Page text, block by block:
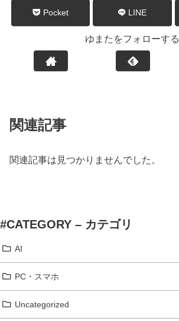
Pocket LINE
ゆまたをフォローする
関連記事
関連記事は見つかりませんでした。
#CATEGORY – カテゴリ
AI
PC・スマホ
Uncategorized